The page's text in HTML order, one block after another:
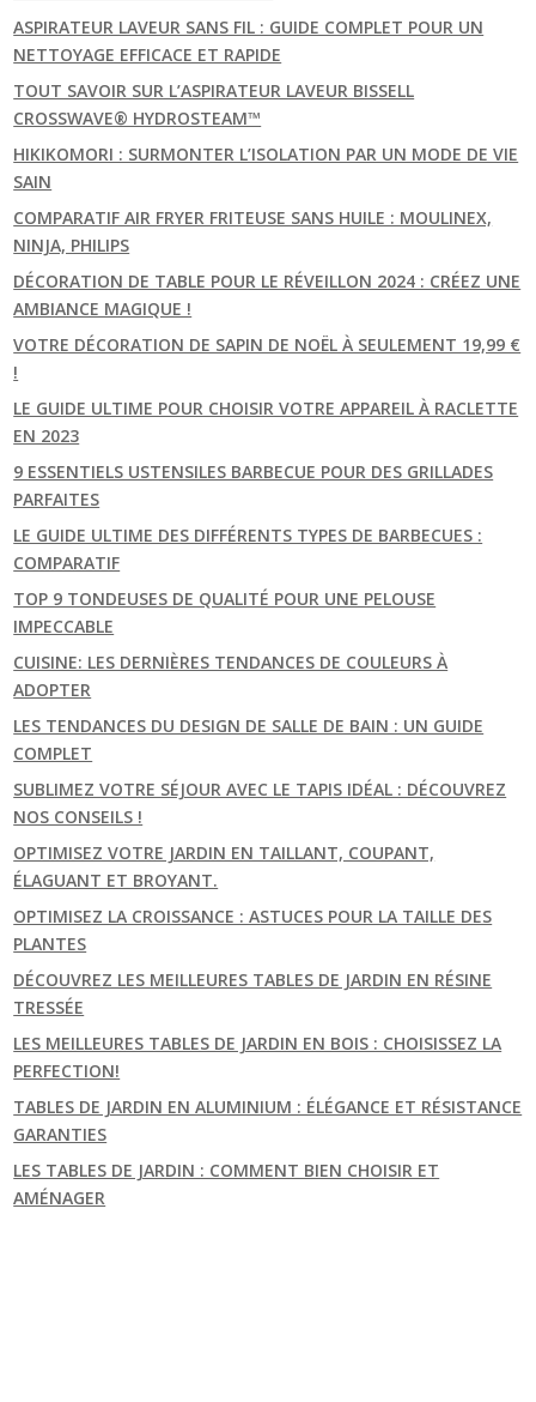
ASPIRATEUR LAVEUR SANS FIL : GUIDE COMPLET POUR UN
NETTOYAGE EFFICACE ET RAPIDE
TOUT SAVOIR SUR L’ASPIRATEUR LAVEUR BISSELL
CROSSWAVE® HYDROSTEAM™
HIKIKOMORI : SURMONTER L’ISOLATION PAR UN MODE DE VIE
SAIN
COMPARATIF AIR FRYER FRITEUSE SANS HUILE : MOULINEX,
NINJA, PHILIPS
DÉCORATION DE TABLE POUR LE RÉVEILLON 2024 : CRÉEZ UNE
AMBIANCE MAGIQUE !
VOTRE DÉCORATION DE SAPIN DE NOËL À SEULEMENT 19,99 €
!
LE GUIDE ULTIME POUR CHOISIR VOTRE APPAREIL À RACLETTE
EN 2023
9 ESSENTIELS USTENSILES BARBECUE POUR DES GRILLADES
PARFAITES
LE GUIDE ULTIME DES DIFFÉRENTS TYPES DE BARBECUES :
COMPARATIF
TOP 9 TONDEUSES DE QUALITÉ POUR UNE PELOUSE
IMPECCABLE
CUISINE: LES DERNIÈRES TENDANCES DE COULEURS À
ADOPTER
LES TENDANCES DU DESIGN DE SALLE DE BAIN : UN GUIDE
COMPLET
SUBLIMEZ VOTRE SÉJOUR AVEC LE TAPIS IDÉAL : DÉCOUVREZ
NOS CONSEILS !
OPTIMISEZ VOTRE JARDIN EN TAILLANT, COUPANT,
ÉLAGUANT ET BROYANT.
OPTIMISEZ LA CROISSANCE : ASTUCES POUR LA TAILLE DES
PLANTES
DÉCOUVREZ LES MEILLEURES TABLES DE JARDIN EN RÉSINE
TRESSÉE
LES MEILLEURES TABLES DE JARDIN EN BOIS : CHOISISSEZ LA
PERFECTION!
TABLES DE JARDIN EN ALUMINIUM : ÉLÉGANCE ET RÉSISTANCE
GARANTIES
LES TABLES DE JARDIN : COMMENT BIEN CHOISIR ET
AMÉNAGER